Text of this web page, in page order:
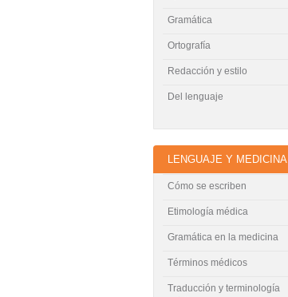
Gramática
Ortografía
Redacción y estilo
Del lenguaje
LENGUAJE Y MEDICINA
Cómo se escriben
Etimología médica
Gramática en la medicina
Términos médicos
Traducción y terminología